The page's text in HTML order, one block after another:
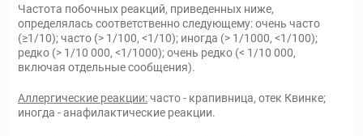
Частота побочных реакций, приведенных ниже,
определялась соответственно следующему: очень часто
(≥1/10); часто (> 1/100, <1/10); иногда (> 1/1000, <1/100);
редко (> 1/10 000, <1/1000); очень редко (< 1/10 000,
включая отдельные сообщения).
Аллергические реакции:часто - крапивница, отек Квинке;
иногда - анафилактические реакции.